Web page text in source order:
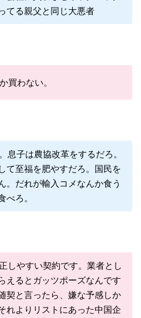
てる親父と同じ大悪者
買わない。
息子は農協改革をするだろ。
て至福を肥やすだろ。国民を
。だれが輸入コメなんか食う
べろ。
しやすい契約です。業者とし
えるとガッツポーズなんです
契と言ったら、嫌な予感しか
れよりリストにあった中国企